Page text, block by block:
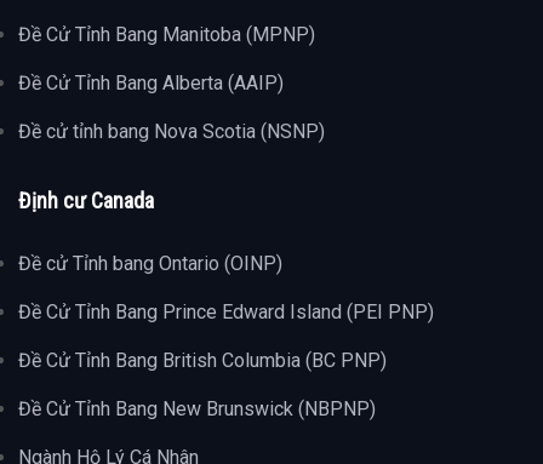
Đề Cử Tỉnh Bang Manitoba (MPNP)
Đề Cử Tỉnh Bang Alberta (AAIP)
Đề cử tỉnh bang Nova Scotia (NSNP)
Định cư Canada
Đề cử Tỉnh bang Ontario (OINP)
Đề Cử Tỉnh Bang Prince Edward Island (PEI PNP)
Đề Cử Tỉnh Bang British Columbia (BC PNP)
Đề Cử Tỉnh Bang New Brunswick (NBPNP)
Ngành Hộ Lý Cá Nhân